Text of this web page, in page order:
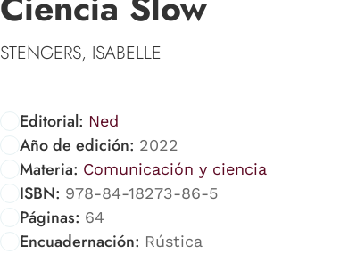
STENGERS, ISABELLE
Editorial: Ned
Año de edición: 2022
Materia: Comunicación y ciencia
ISBN: 978-84-18273-86-5
Páginas: 64
Encuadernación: Rústica